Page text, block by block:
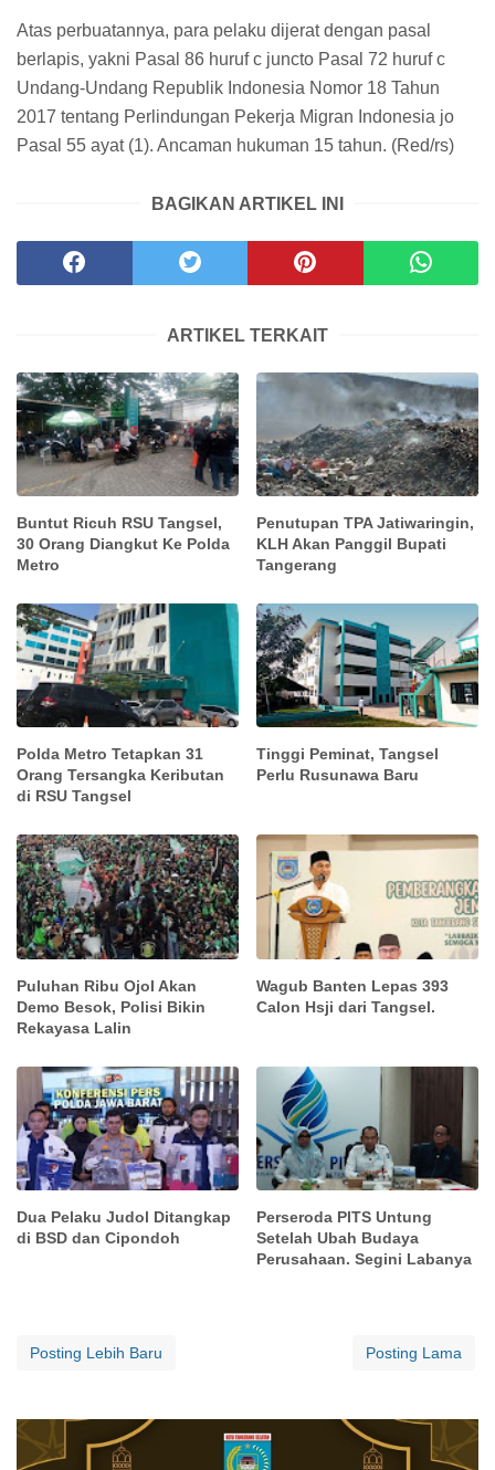
Atas perbuatannya, para pelaku dijerat dengan pasal
berlapis, yakni Pasal 86 huruf c juncto Pasal 72 huruf c
Undang-Undang Republik Indonesia Nomor 18 Tahun
2017 tentang Perlindungan Pekerja Migran Indonesia jo
Pasal 55 ayat (1). Ancaman hukuman 15 tahun. (Red/rs)
BAGIKAN ARTIKEL INI
ARTIKEL TERKAIT
Buntut Ricuh RSU Tangsel,
30 Orang Diangkut Ke Polda
Metro
Penutupan TPA Jatiwaringin,
KLH Akan Panggil Bupati
Tangerang
Polda Metro Tetapkan 31
Orang Tersangka Keributan
di RSU Tangsel
Tinggi Peminat, Tangsel
Perlu Rusunawa Baru
Puluhan Ribu Ojol Akan
Demo Besok, Polisi Bikin
Rekayasa Lalin
Wagub Banten Lepas 393
Calon Hsji dari Tangsel.
Dua Pelaku Judol Ditangkap
di BSD dan Cipondoh
Perseroda PITS Untung
Setelah Ubah Budaya
Perusahaan. Segini Labanya
Posting Lebih Baru Posting Lama